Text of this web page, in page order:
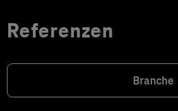
Referenzen
Branche